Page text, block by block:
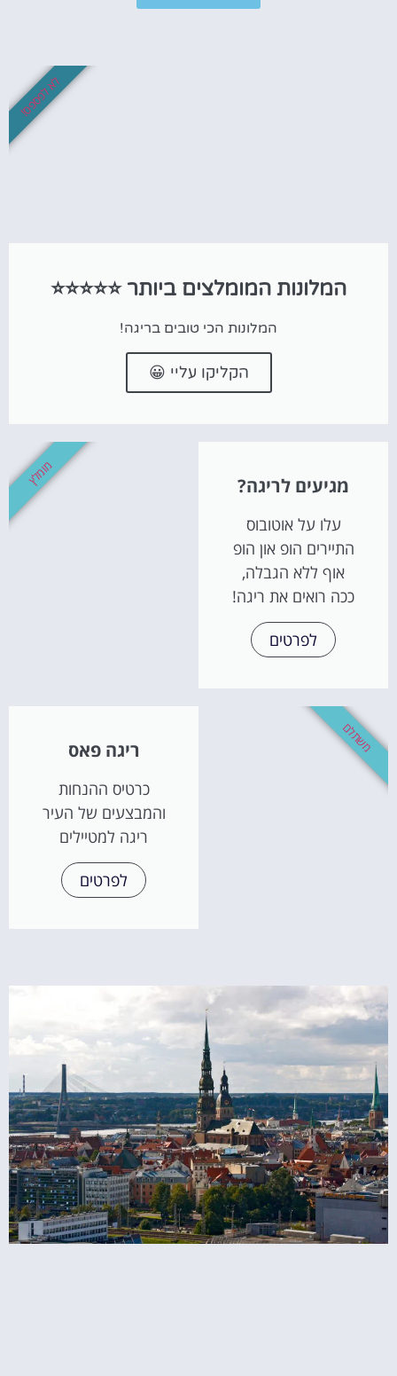
המלונות המומלצים ביותר ⭐⭐⭐⭐⭐
המלונות הכי טובים בריגה!
הקליקו עליי 😀
לא לפספס!
מגיעים לריגה?
עלו על אוטובוס
התיירים הופ און הופ
אוף ללא הגבלה,
ככה רואים את ריגה!
לפרטים
מומלץ
ריגה פאס
כרטיס ההנחות
והמבצעים של העיר
ריגה למטיילים
לפרטים
משתלם